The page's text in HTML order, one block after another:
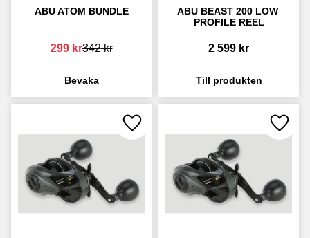
ABU ATOM BUNDLE
299kr342kr
ABU BEAST 200 LOW
PROFILE REEL
2 599 kr
Lägg till i favoriter Lägg